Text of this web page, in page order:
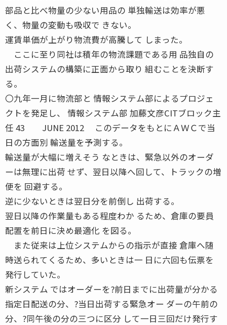
部品と比べ物量の少ない用品の 単独輸送は効率が悪
く、物量の変動も吸収で きない。
運賃単価が上がり物流費が高騰して しまった。
ここに至り同社は積年の物流課題である用 品独自の
出荷システムの構築に正面から取り 組むことを決断す
る。
〇九年一月に物流部と 情報システム部によるプロジェ
クトを発足し、 情報システム部 加藤文彦CITブロック主
任 43 JUNE 2012 このデータをもとにＡＷＣで当
日の方面別 輸送量を予測する。
輸送量が大幅に増えそう なときは、緊急以外のオーダ
ーは無理に出荷 せず、翌日以降へ回して、トラックの増
便を 回避する。
逆に少ないときは翌日分を前倒し 出荷する。
翌日以降の作業量もある程度わか るため、倉庫の要員
配置を前日に決め最適化 を図る。
また従来は上位システムからの指示が直接 倉庫へ随
時送られてくるため、多いときは一 日に六回も伝票を
発行していた。
新システム ではオーダーを?前日までに出荷量が分かる
指定日配送の分、?当日出荷する緊急オー ダーの午前の
分、?同午後の分の三つに区分 して一日三回だけ発行す